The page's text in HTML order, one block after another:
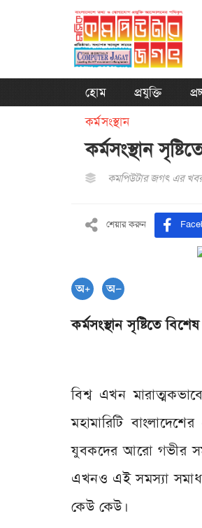
হোম প্রযুক্তি
কর্মসংস্থান
কর্মসংস্থান
কমপিউটার জগৎ এর
শেয়ার করুন
কর্মসংস্থান সৃষ্টিতে
বিশ্ব এখন
মহামারিটি
যুবকদের আরো গভীর
এখনও এই সমস্যা
কেউ কেউ।